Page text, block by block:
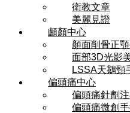
衛教文章
美麗見證
顱顏中心
顏面削骨正
面部3D光影
LSSA天鵝頸
偏頭痛中心
偏頭痛針劑
偏頭痛微創